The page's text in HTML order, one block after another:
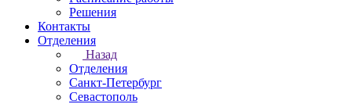
Решения
Контакты
Отделения
Назад
Отделения
Санкт-Петербург
Севастополь